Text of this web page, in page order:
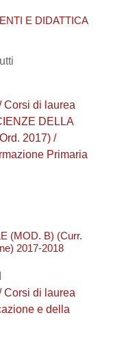
E DIDATTICA
Corsi di laurea
DELLA
2017) /
Primaria
(MOD. B) (Curr.
2017-2018
Corsi di laurea
e della